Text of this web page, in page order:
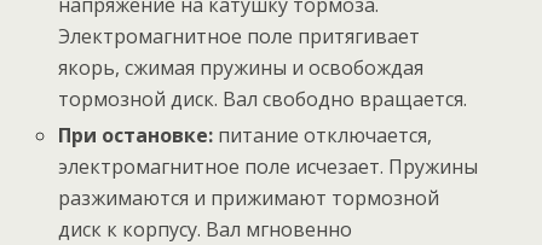
Электромагнитное поле притягивает
якорь, сжимая пружины и освобождая
тормозной диск. Вал свободно вращается.
При остановке: питание отключается,
электромагнитное поле исчезает. Пружины
разжимаются и прижимают тормозной
диск к корпусу. Вал мгновенно